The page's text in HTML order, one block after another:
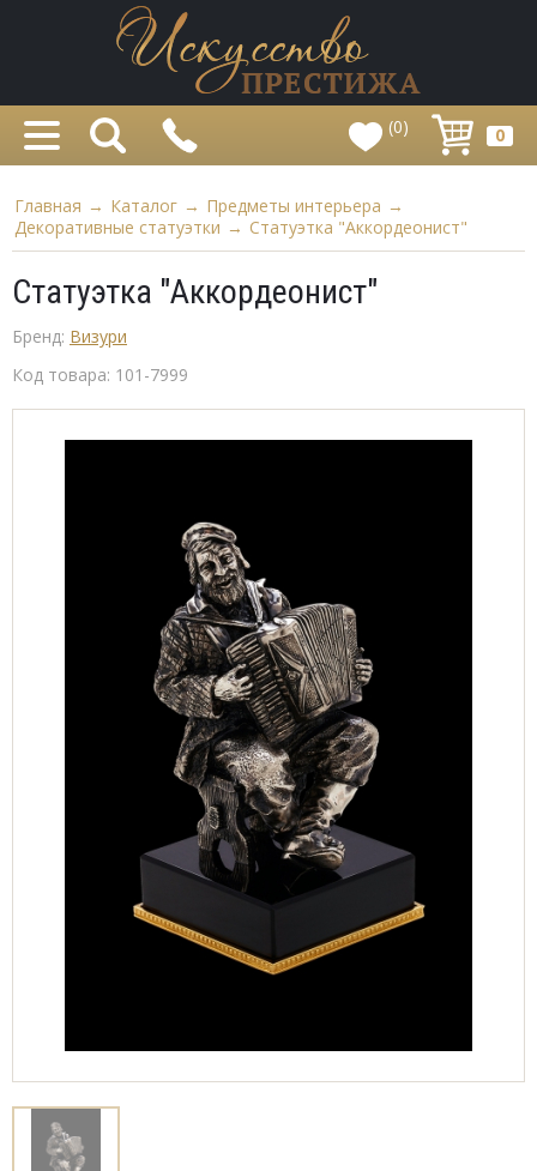
(0) 0
Главная → Каталог → Предметы интерьера →
Декоративные статуэтки → Статуэтка "Аккордеонист"
Статуэтка "Аккордеонист"
Бренд: Визури
Код товара: 101-7999